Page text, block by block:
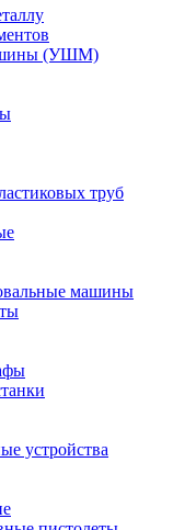
(УШМ)
труб
машины
устройства